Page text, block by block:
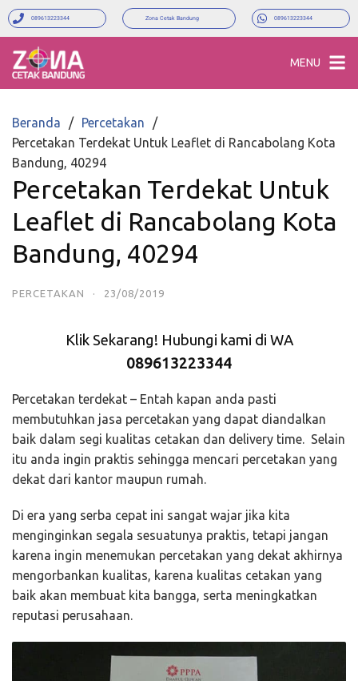
089613223344 Zona Cetak Bandung 089613223344
MENU
Beranda
Percetakan
Percetakan Terdekat Untuk Leaflet di Rancabolang Kota
Bandung, 40294
Percetakan Terdekat Untuk
Leaflet di Rancabolang Kota
Bandung, 40294
PERCETAKAN · 23/08/2019
Klik Sekarang! Hubungi kami di WA
089613223344
Percetakan terdekat – Entah kapan anda pasti
membutuhkan jasa percetakan yang dapat diandalkan
baik dalam segi kualitas cetakan dan delivery time. Selain
itu anda ingin praktis sehingga mencari percetakan yang
dekat dari kantor maupun rumah.
Di era yang serba cepat ini sangat wajar jika kita
menginginkan segala sesuatunya praktis, tetapi jangan
karena ingin menemukan percetakan yang dekat akhirnya
mengorbankan kualitas, karena kualitas cetakan yang
baik akan membuat kita bangga, serta meningkatkan
reputasi perusahaan.